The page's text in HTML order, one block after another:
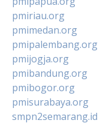
pmiriau.org
pmimedan.org
pmipalembang.org
pmijogja.org
pmibandung.org
pmibogor.org
pmisurabaya.org
smpn2semarang.id